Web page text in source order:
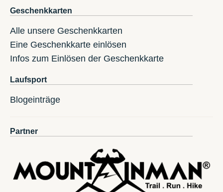
Geschenkkarten
Alle unsere Geschenkkarten
Eine Geschenkkarte einlösen
Infos zum Einlösen der Geschenkkarte
Laufsport
Blogeinträge
Partner